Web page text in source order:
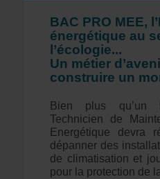
BAC PRO MEE,
énergétique au
l’écologie...
Un métier
construire un
Bien plus qu’un
Technicien de
Energétique devra
dépanner des
de climatisation et
pour la protection de